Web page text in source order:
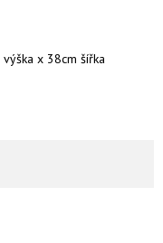
x 38cm šířka